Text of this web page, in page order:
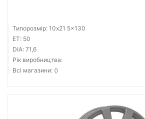
Типорозмір: 10x21 5x130
ET: 50
DIA: 71,6
Рік виробництва:
Всі магазини: ()